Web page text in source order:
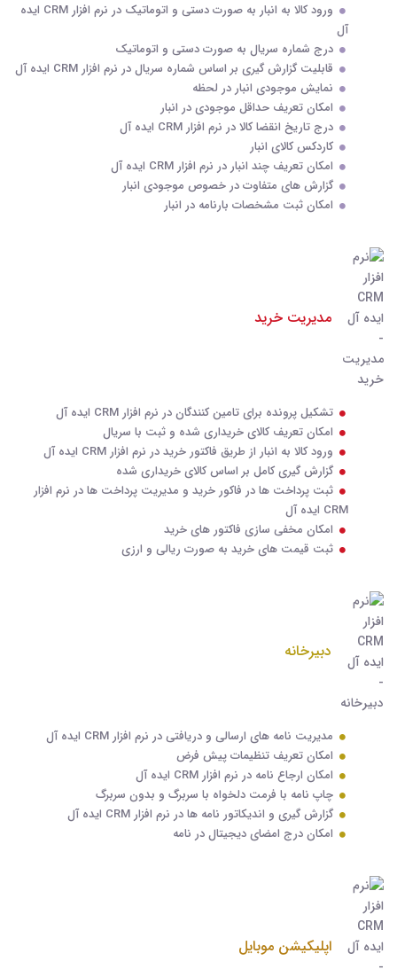
ورود کالا به انبار به صورت دستی و اتوماتیک در نرم افزار CRM ایده
آل
درج شماره سریال به صورت دستی و اتوماتیک
قابلیت گزارش گیری بر اساس شماره سریال در نرم افزار CRM ایده آل
نمایش موجودی انبار در لحظه
امکان تعریف حداقل موجودی در انبار
درج تاریخ انقضا کالا در نرم افزار CRM ایده آل
کاردکس کالای انبار
امکان تعریف چند انبار در نرم افزار CRM ایده آل
گزارش های متفاوت در خصوص موجودی انبار
امکان ثبت مشخصات بارنامه در انبار
مدیریت خرید
تشکیل پرونده برای تامین کنندگان در نرم افزار CRM ایده آل
امکان تعریف کالای خریداری شده و ثبت با سریال
ورود کالا به انبار از طریق فاکتور خرید در نرم افزار CRM ایده آل
گزارش گیری کامل بر اساس کالای خریداری شده
ثبت پرداخت ها در فاکور خرید و مدیریت پرداخت ها در نرم افزار
CRM ایده آل
امکان مخفی سازی فاکتور های خرید
ثبت قیمت های خرید به صورت ریالی و ارزی
دبیرخانه
مدیریت نامه های ارسالی و دریافتی در نرم افزار CRM ایده آل
امکان تعریف تنظیمات پیش فرض
امکان ارجاع نامه در نرم افزار CRM ایده آل
چاپ نامه با فرمت دلخواه با سربرگ و بدون سربرگ
گزارش گیری و اندیکاتور نامه ها در نرم افزار CRM ایده آل
امکان درج امضای دیجیتال در نامه
اپلیکیشن موبایل